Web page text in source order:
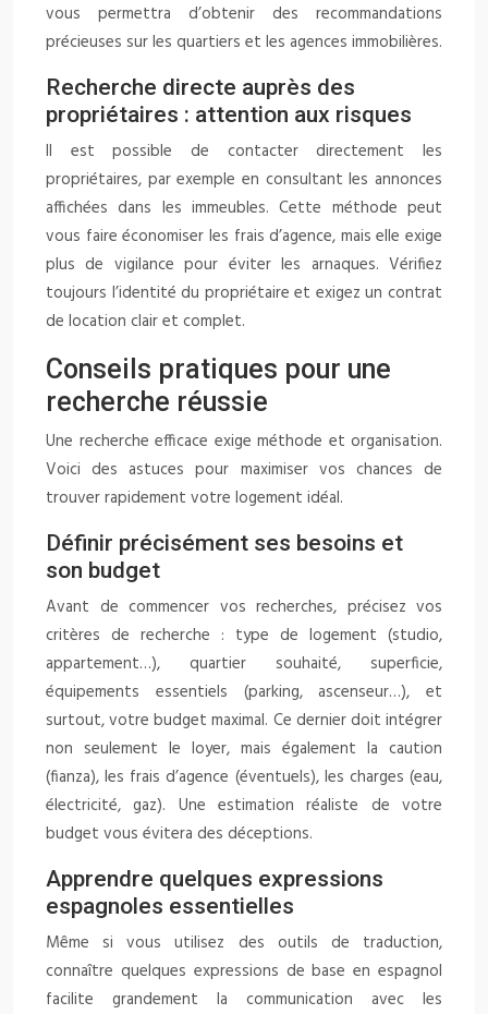
vous permettra d’obtenir des recommandations
précieuses sur les quartiers et les agences immobilières.
Recherche directe auprès des
propriétaires : attention aux risques
Il est possible de contacter directement les
propriétaires, par exemple en consultant les annonces
affichées dans les immeubles. Cette méthode peut
vous faire économiser les frais d’agence, mais elle exige
plus de vigilance pour éviter les arnaques. Vérifiez
toujours l’identité du propriétaire et exigez un contrat
de location clair et complet.
Conseils pratiques pour une
recherche réussie
Une recherche efficace exige méthode et organisation.
Voici des astuces pour maximiser vos chances de
trouver rapidement votre logement idéal.
Définir précisément ses besoins et
son budget
Avant de commencer vos recherches, précisez vos
critères de recherche : type de logement (studio,
appartement…), quartier souhaité, superficie,
équipements essentiels (parking, ascenseur…), et
surtout, votre budget maximal. Ce dernier doit intégrer
non seulement le loyer, mais également la caution
(fianza), les frais d’agence (éventuels), les charges (eau,
électricité, gaz). Une estimation réaliste de votre
budget vous évitera des déceptions.
Apprendre quelques expressions
espagnoles essentielles
Même si vous utilisez des outils de traduction,
connaître quelques expressions de base en espagnol
facilite grandement la communication avec les